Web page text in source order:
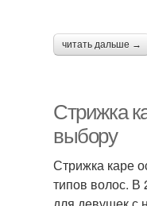
читать дальше →
Стрижка
выбору
Стрижка каре
типов волос.